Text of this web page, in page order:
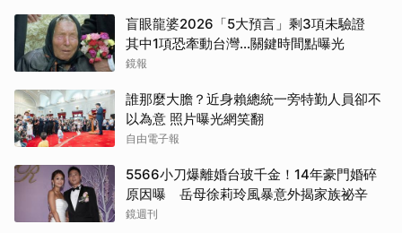
盲眼龍婆2026「5大預言」剩3項未驗證
其中1項恐牽動台灣...關鍵時間點曝光
鏡報
誰那麼大膽？近身賴總統一旁特勤人員卻不
以為意 照片曝光網笑翻
自由電子報
5566小刀爆離婚台玻千金！14年豪門婚碎
原因曝 岳母徐莉玲風暴意外揭家族祕辛
鏡週刊